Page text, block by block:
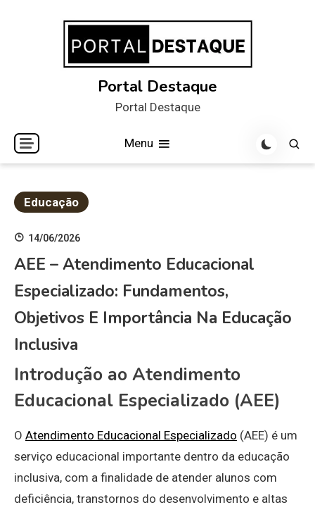
Portal Destaque
Portal Destaque
Menu
Educação
14/06/2026
AEE – Atendimento Educacional
Especializado: Fundamentos,
Objetivos E Importância Na Educação
Inclusiva
Introdução ao Atendimento
Educacional Especializado (AEE)
O Atendimento Educacional Especializado (AEE) é um
serviço educacional importante dentro da educação
inclusiva, com a finalidade de atender alunos com
deficiência, transtornos do desenvolvimento e altas